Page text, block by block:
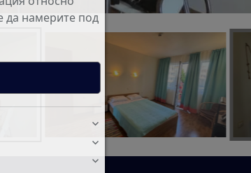
да намерите под
Ще се допускат
от трети